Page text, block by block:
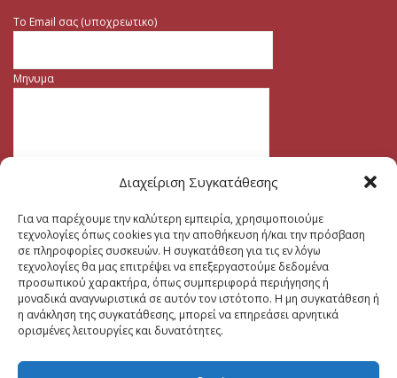
Διαχείριση Συγκατάθεσης
Για να παρέχουμε την καλύτερη εμπειρία, χρησιμοποιούμε
τεχνολογίες όπως cookies για την αποθήκευση ή/και την πρόσβαση
σε πληροφορίες συσκευών. Η συγκατάθεση για τις εν λόγω
τεχνολογίες θα μας επιτρέψει να επεξεργαστούμε δεδομένα
προσωπικού χαρακτήρα, όπως συμπεριφορά περιήγησης ή
μοναδικά αναγνωριστικά σε αυτόν τον ιστότοπο. Η μη συγκατάθεση ή
η ανάκληση της συγκατάθεσης, μπορεί να επηρεάσει αρνητικά
ορισμένες λειτουργίες και δυνατότητες.
Το Email σας (υποχρεωτικο)
Μηνυμα